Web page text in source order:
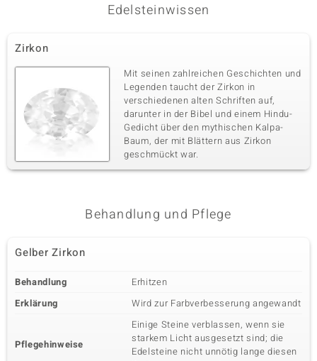
Edelsteinwissen
Zirkon
Mit seinen zahlreichen Geschichten und
Legenden taucht der Zirkon in
verschiedenen alten Schriften auf,
darunter in der Bibel und einem Hindu-
Gedicht über den mythischen Kalpa-
Baum, der mit Blättern aus Zirkon
geschmückt war.
Behandlung und Pflege
Gelber Zirkon
Behandlung
Erhitzen
Erklärung
Wird zur Farbverbesserung angewandt
Pflegehinweise
Einige Steine verblassen, wenn sie
starkem Licht ausgesetzt sind; die
Edelsteine nicht unnötig lange diesen